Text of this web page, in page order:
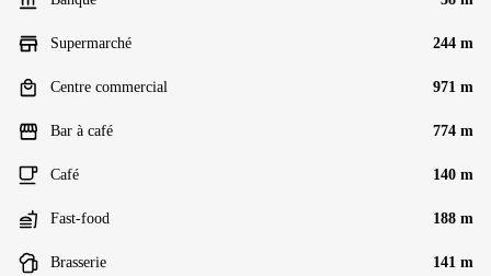
Supermarché 244 m
Centre commercial 971 m
Bar à café 774 m
Café 140 m
Fast-food 188 m
Brasserie 141 m